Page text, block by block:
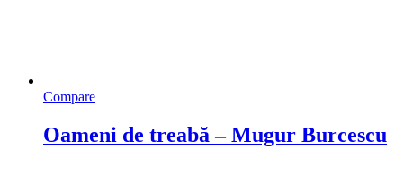
Compare
Oameni de treabă – Mugur Burcescu